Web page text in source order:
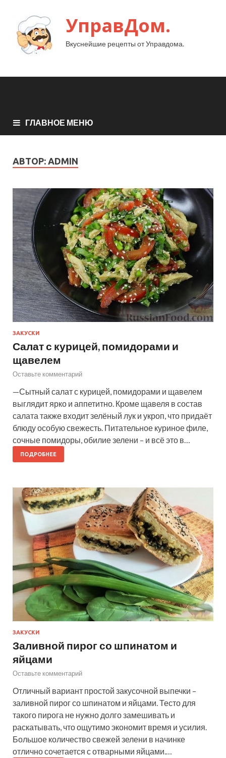
УправДом.
Вкуснейшие рецепты от Управдома.
ГЛАВНОЕ МЕНЮ
АВТОР: ADMIN
ЗАКУСКИ
Салат с курицей, помидорами и
щавелем
Оставьте комментарий
—Сытный салат с курицей, помидорами и щавелем
выглядит ярко и аппетитно. Кроме щавеля в состав
салата также входит зелёный лук и укроп, что придаёт
блюду особую свежесть. Питательное куриное филе,
сочные помидоры, обилие зелени – и всё это в…
ПОДРОБНЕЕ
ЗАКУСКИ
Заливной пирог со шпинатом и
яйцами
Оставьте комментарий
Отличный вариант простой закусочной выпечки –
заливной пирог со шпинатом и яйцами. Тесто для
такого пирога не нужно долго замешивать и
раскатывать, что ощутимо экономит время и усилия.
Большое количество свежей зелени в начинке
отлично сочетается с отварными яйцами.…